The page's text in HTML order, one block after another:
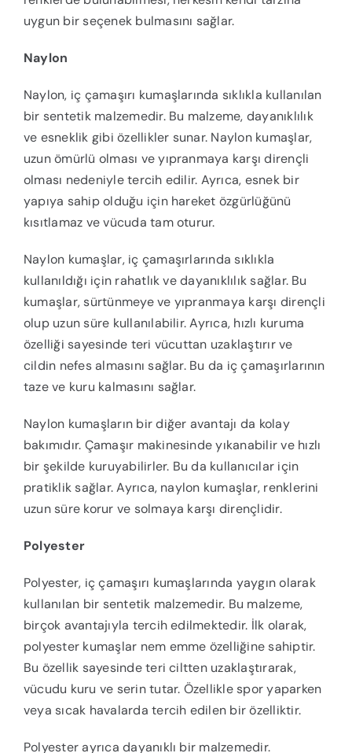
uygun bir seçenek bulmasını sağlar.
Naylon
Naylon, iç çamaşırı kumaşlarında sıklıkla kullanılan
bir sentetik malzemedir. Bu malzeme, dayanıklılık
ve esneklik gibi özellikler sunar. Naylon kumaşlar,
uzun ömürlü olması ve yıpranmaya karşı dirençli
olması nedeniyle tercih edilir. Ayrıca, esnek bir
yapıya sahip olduğu için hareket özgürlüğünü
kısıtlamaz ve vücuda tam oturur.
Naylon kumaşlar, iç çamaşırlarında sıklıkla
kullanıldığı için rahatlık ve dayanıklılık sağlar. Bu
kumaşlar, sürtünmeye ve yıpranmaya karşı dirençli
olup uzun süre kullanılabilir. Ayrıca, hızlı kuruma
özelliği sayesinde teri vücuttan uzaklaştırır ve
cildin nefes almasını sağlar. Bu da iç çamaşırlarının
taze ve kuru kalmasını sağlar.
Naylon kumaşların bir diğer avantajı da kolay
bakımıdır. Çamaşır makinesinde yıkanabilir ve hızlı
bir şekilde kuruyabilirler. Bu da kullanıcılar için
pratiklik sağlar. Ayrıca, naylon kumaşlar, renklerini
uzun süre korur ve solmaya karşı dirençlidir.
Polyester
Polyester, iç çamaşırı kumaşlarında yaygın olarak
kullanılan bir sentetik malzemedir. Bu malzeme,
birçok avantajıyla tercih edilmektedir. İlk olarak,
polyester kumaşlar nem emme özelliğine sahiptir.
Bu özellik sayesinde teri ciltten uzaklaştırarak,
vücudu kuru ve serin tutar. Özellikle spor yaparken
veya sıcak havalarda tercih edilen bir özelliktir.
Polyester ayrıca dayanıklı bir malzemedir.